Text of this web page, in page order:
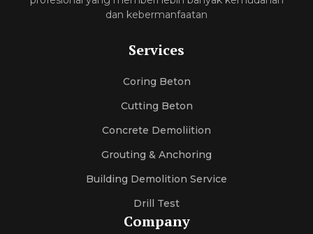
dan kebermanfaatan
Services
Coring Beton
Cutting Beton
Concrete Demoliition
Grouting & Anchoring
Building Demolition Service
Drill Test
Company